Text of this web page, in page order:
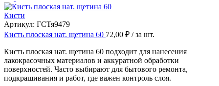
Кисти
Артикул: ГСТя9479
Кисть плоская нат. щетина 60 72,00 ₽ / за шт.
Кисть плоская нат. щетина 60 подходит для нанесения
лакокрасочных материалов и аккуратной обработки
поверхностей. Часто выбирают для бытового ремонта,
подкрашивания и работ, где важен контроль слоя.